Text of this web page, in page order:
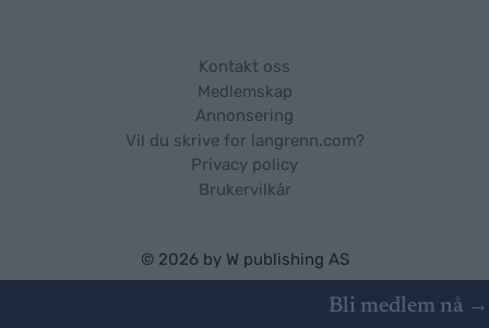
Bli medlem nå →
Kontakt oss
Medlemskap
Annonsering
Vil du skrive for langrenn.com?
Privacy policy
Brukervilkår
© 2026 by W publishing AS